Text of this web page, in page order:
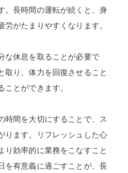
。長時間の運転が続くと、身
労がたまりやすくなります。
な休息を取ることが必要で
取り、体力を回復させること
ことができます。
時間を大切にすることで、ス
ります。リフレッシュした心
り効率的に業務をこなすこと
を有意義に過ごすことが、長